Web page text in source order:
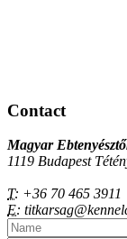
Contact
Magyar
1119 Budapest
T: +36 70 465 3911
E: